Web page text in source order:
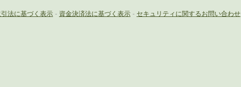
法に基づく表示 - 資金決済法に基づく表示 - セキュリティに関するお問い合わせ